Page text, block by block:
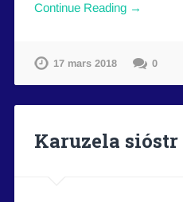
Continue Reading →
17 mars 2018 0
Karuzela sióstr